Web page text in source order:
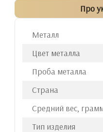
Про
Металл
Цвет металла
Проба металла
Страна
Средний вес,
Тип изделия